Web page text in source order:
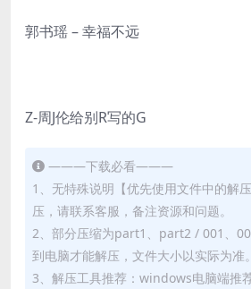
郭书瑶 – 幸福不远
Z-周J伦给别R写的G
———下载必看———
1、无特殊说明【优先使用文件中的解
压，请联系客服，备注资源和问题。
2、部分压缩为part1、part2 / 001、
到电脑才能解压，文件大小以实际为准。
3、解压工具推荐：windows电脑端推